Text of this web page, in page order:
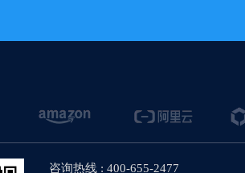
咨询热线 : 400-655-2477